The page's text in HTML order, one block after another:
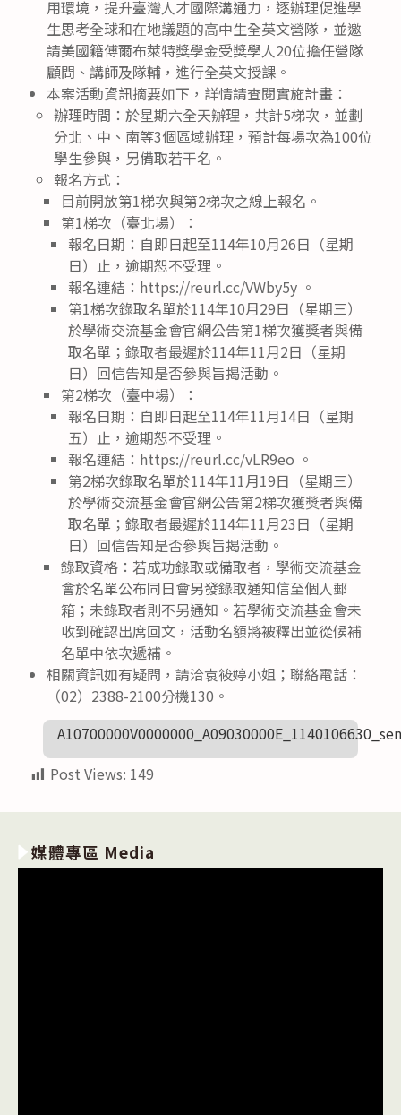
用環境，提升臺灣人才國際溝通力，逐辦理促進學
生思考全球和在地議題的高中生全英文營隊，並邀
請美國籍傅爾布萊特獎學金受獎學人20位擔任營隊
顧問、講師及隊輔，進行全英文授課。
本案活動資訊摘要如下，詳情請查閱實施計畫：
辦理時間：於星期六全天辦理，共計5梯次，並劃
分北、中、南等3個區域辦理，預計每場次為100位
學生參與，另備取若干名。
報名方式：
目前開放第1梯次與第2梯次之線上報名。
第1梯次（臺北場）：
報名日期：自即日起至114年10月26日（星期
日）止，逾期恕不受理。
報名連結：https://reurl.cc/VWby5y 。
第1梯次錄取名單於114年10月29日（星期三）
於學術交流基金會官網公告第1梯次獲獎者與備
取名單；錄取者最遲於114年11月2日（星期
日）回信告知是否參與旨揭活動。
第2梯次（臺中場）：
報名日期：自即日起至114年11月14日（星期
五）止，逾期恕不受理。
報名連結：https://reurl.cc/vLR9eo 。
第2梯次錄取名單於114年11月19日（星期三）
於學術交流基金會官網公告第2梯次獲獎者與備
取名單；錄取者最遲於114年11月23日（星期
日）回信告知是否參與旨揭活動。
錄取資格：若成功錄取或備取者，學術交流基金
會於名單公布同日會另發錄取通知信至個人郵
箱；未錄取者則不另通知。若學術交流基金會未
收到確認出席回文，活動名額將被釋出並從候補
名單中依次遞補。
相關資訊如有疑問，請洽袁筱婷小姐；聯絡電話：
（02）2388-2100分機130。
Post Views: 149
媒體專區 Media